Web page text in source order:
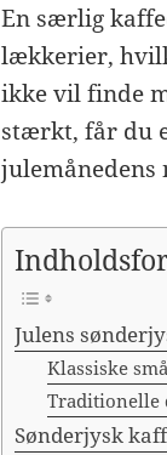
En særlig
lækkerier,
ikke vil finde
stærkt, får du
julemånedens
Julens
Klassiske
Traditionelle
Sønderjysk